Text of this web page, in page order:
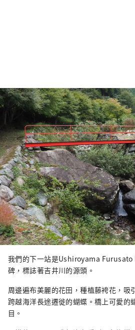
我們的下一站是Ushiroyama Furusato
碑，標誌著吉井川的源頭。
周邊遍布美麗的花田，種植藤袴花，
跨越海洋長途遷徙的蝴蝶。橋上可愛的
目。